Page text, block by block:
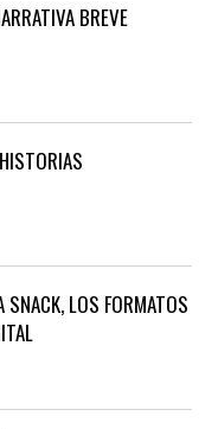
BREVE
SNACK, LOS FORMATOS